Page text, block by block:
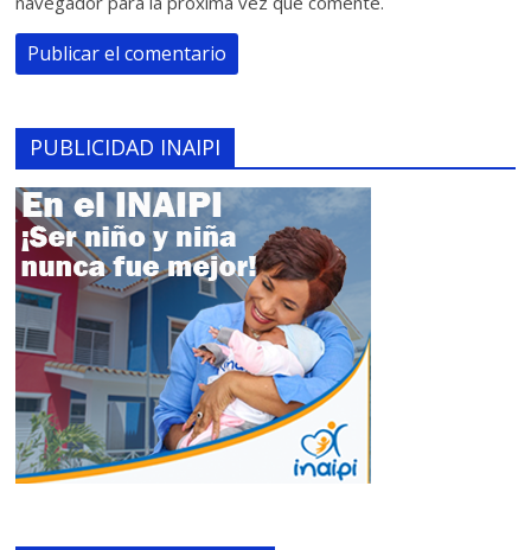
PUBLICIDAD INAIPI